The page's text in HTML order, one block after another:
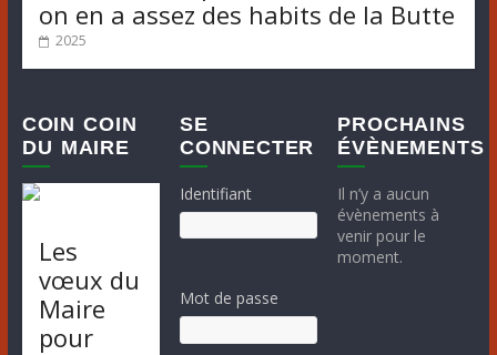
on en a assez des habits de la Butte
2025
COIN COIN
DU MAIRE
Les
vœux du
Maire
pour
SE
CONNECTER
Identifiant
Mot de passe
PROCHAINS
ÉVÈNEMENTS
Il n’y a aucun
évènements à
venir pour le
moment.